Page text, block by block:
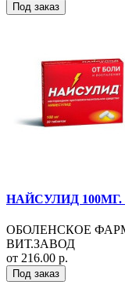
Под заказ
НАЙСУЛИД
ОБОЛЕНСКОЕ
ВИТ.ЗАВОД
от 216.00 р.
Под заказ